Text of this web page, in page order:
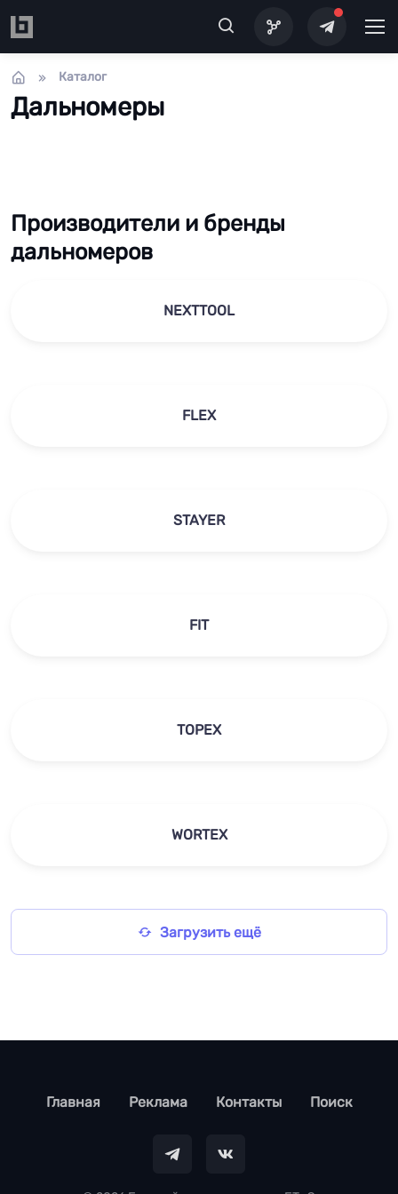
Каталог
Дальномеры
Производители и бренды
дальномеров
NEXTTOOL
FLEX
STAYER
FIT
TOPEX
WORTEX
Загрузить ещё
footer
Главная Реклама Контакты Поиск